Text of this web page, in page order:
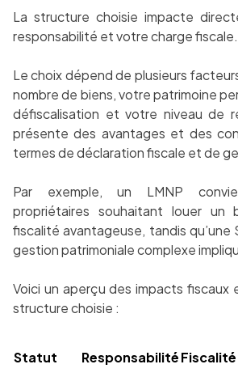
La structure choisie impacte
responsabilité et votre charge fiscale.
Le choix dépend de plusieurs
nombre de biens, votre patrimoine
défiscalisation et votre niveau de
présente des avantages et des
termes de déclaration fiscale et de
Par exemple, un LMNP
propriétaires souhaitant louer un
fiscalité avantageuse, tandis qu’une
gestion patrimoniale complexe
Voici un aperçu des impacts fiscaux
structure choisie :
Statut ResponsabilitéFiscalité